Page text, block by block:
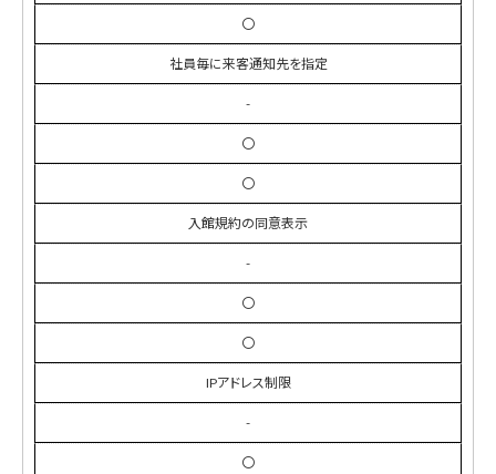
〇
社員毎に来客通知先を指定
-
〇
〇
入館規約の同意表示
-
〇
〇
IPアドレス制限
-
〇